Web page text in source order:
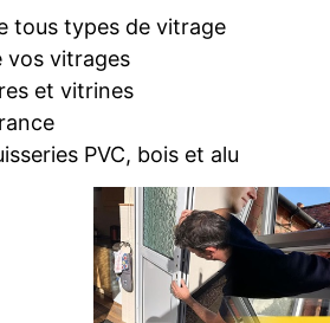
tous types de vitrage
vos vitrages
et vitrines
PVC, bois et alu